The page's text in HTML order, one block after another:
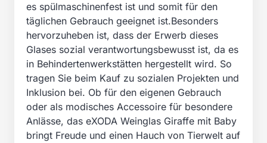
es spülmaschinenfest ist und somit für den
täglichen Gebrauch geeignet ist.Besonders
hervorzuheben ist, dass der Erwerb dieses
Glases sozial verantwortungsbewusst ist, da es
in Behindertenwerkstätten hergestellt wird. So
tragen Sie beim Kauf zu sozialen Projekten und
Inklusion bei. Ob für den eigenen Gebrauch
oder als modisches Accessoire für besondere
Anlässe, das eXODA Weinglas Giraffe mit Baby
bringt Freude und einen Hauch von Tierwelt auf